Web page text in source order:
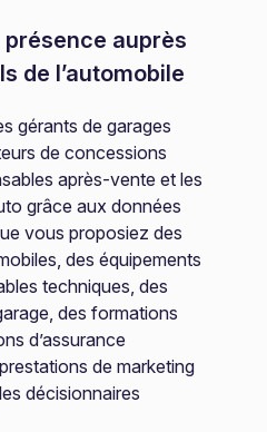
auprès
de l’automobile
gérants de garages
de concessions
après-vente et les
grâce aux données
vous proposiez des
des équipements
techniques, des
des formations
d’assurance
de marketing
décisionnaires